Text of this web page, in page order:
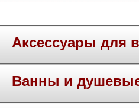
Аксессуары для
Ванны и